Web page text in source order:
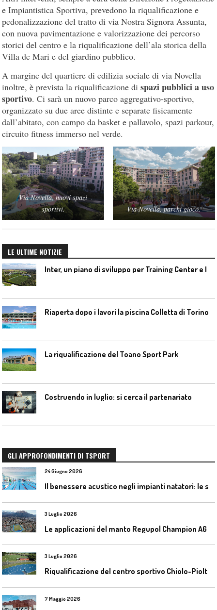
e Impiantistica Sportiva, prevedono la riqualificazione e
pedonalizzazione del tratto di via Nostra Signora Assunta,
con nuova pavimentazione e valorizzazione dei percorso
storici del centro e la riqualificazione dell’ala storica della
Villa de Mari e del giardino pubblico.
A margine del quartiere di edilizia sociale di via Novella
inoltre, è prevista la riqualificazione dispazi pubblici a uso
sportivo. Ci sarà un nuovo parco aggregativo-sportivo,
organizzato su due aree distinte e separate fisicamente
dall’abitato, con campo da basket e pallavolo, spazi parkour,
circuito fitness immerso nel verde.
Via Novella, nuovi spazi
sportivi.
Via Novella, parchi gioco.
LE ULTIME NOTIZIE
Riaperta dopo i lavori la piscina Colletta di Torino
La riqualificazione del Toano Sport Park
Costruendo in luglio: si cerca il partenariato
GLI APPROFONDIMENTI DI TSPORT
24 Giugno 2026
3 Luglio 2026
3 Luglio 2026
7 Maggio 2026